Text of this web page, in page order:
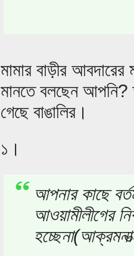
মামার বাড়ীর আবদারের
মানতে বলছেন আপনি?
গেছে বাঙালির।
১।
আপনার কাছে
আওয়ামীলীগের